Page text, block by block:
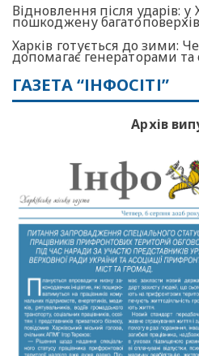
Відновлення після ударів:
пошкоджену
Харків готується до зими:
допомагає генераторами
ГАЗЕТА “ІНФОСІТІ”
Архів